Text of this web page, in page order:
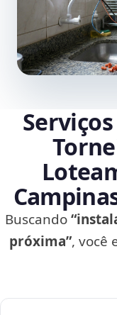
Buscando
próxima”, você